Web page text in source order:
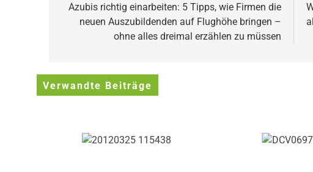
Azubis richtig einarbeiten: 5 Tipps, wie Firmen die
neuen Auszubildenden auf Flughöhe bringen –
ohne alles dreimal erzählen zu müssen
Verwandte Beiträge